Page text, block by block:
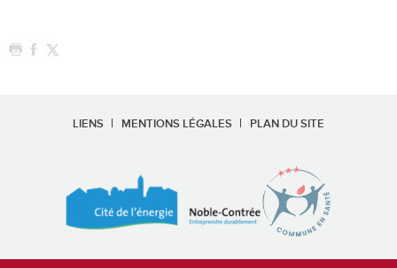
LIENS MENTIONS LÉGALES PLAN DU SITE